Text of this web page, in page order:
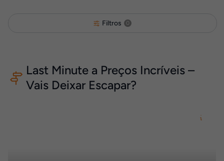
Filtros 0
Last Minute a Preços Incríveis –
Vais Deixar Escapar?